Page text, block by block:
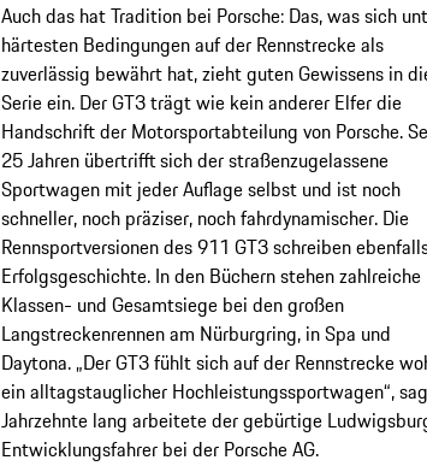
Auch das hat Tradition bei Porsche: Das, was sich
härtesten Bedingungen auf der Rennstrecke als
zuverlässig bewährt hat, zieht guten Gewissens in
Serie ein. Der GT3 trägt wie kein anderer Elfer die
Handschrift der Motorsportabteilung von Porsche.
25 Jahren übertrifft sich der straßenzugelassene
Sportwagen mit jeder Auflage selbst und ist noch
schneller, noch präziser, noch fahrdynamischer. Die
Rennsportversionen des 911 GT3 schreiben
Erfolgsgeschichte. In den Büchern stehen zahlreiche
Klassen- und Gesamtsiege bei den großen
Langstreckenrennen am Nürburgring, in Spa und
Daytona. „Der GT3 fühlt sich auf der Rennstrecke
ein alltagstauglicher Hochleistungssportwagen“,
Jahrzehnte lang arbeitete der gebürtige
Entwicklungsfahrer bei der Porsche AG.